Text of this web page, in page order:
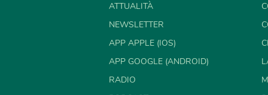
ATTUALITÀ
NEWSLETTER
APP APPLE (IOS)
APP GOOGLE (ANDROID)
RADIO